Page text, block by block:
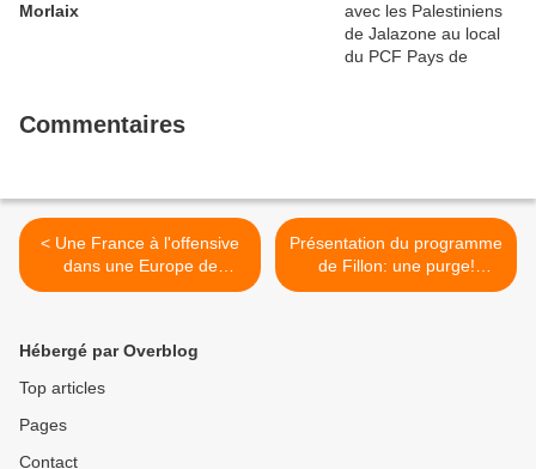
Morlaix
Commentaires
< Une France à l'offensive
dans une Europe de
progrès (PCF)
Présentation du programme
de Fillon: une purge!
(Olivier Dartigolles, porte-
Hébergé par Overblog
Top articles
Pages
Contact